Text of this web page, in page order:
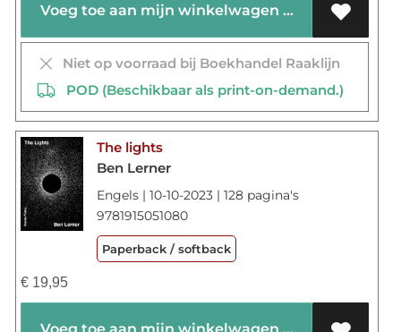
Voeg toe aan mijn winkelwagen
Niet op voorraad bij Boekhandel Raaklijn
POD (Beschikbaar als print-on-demand.)
The lights
Ben Lerner
Engels | 10-10-2023 | 128 pagina's
9781915051080
Paperback / softback
€19,95